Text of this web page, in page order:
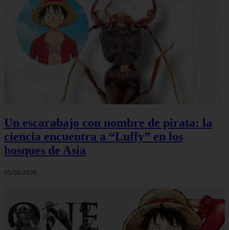
Un escarabajo con nombre de pirata: la
ciencia encuentra a “Luffy” en los
bosques de Asia
05/08/2026